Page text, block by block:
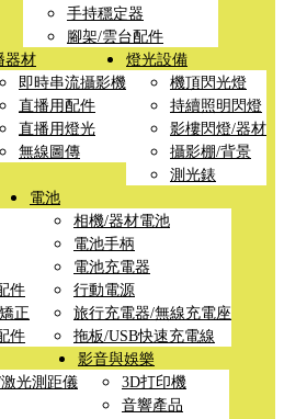
手持穩定器
腳架/雲台配件
器材
即時串流攝影機
直播用配件
直播用燈光
無線圖傳
燈光設備
機頂閃光燈
持續照明閃燈
影樓閃燈/器材
攝影棚/背景
測光錶
件
正
件
電池
相機/器材電池
電池手柄
電池充電器
行動電源
旅行充電器/無線充電座
拖板/USB快速充電線
光測距儀
影音與娛樂
3D打印機
音響產品